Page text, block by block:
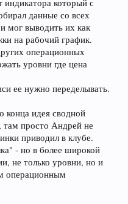
индикатора который с
данные со всех
мог выводить их как
на рабочий график.
операционных
уровни где цена
ее нужно переделывать.
конца идея сводной
там просто Андрей не
приводил в клубе.
- но в более широкой
не только уровни, но и
операционным